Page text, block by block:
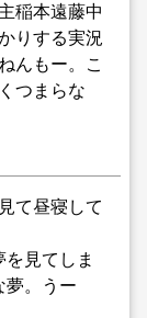
稲本遠藤中
りする実況
んもー。こ
つまらな
て昼寝して
見てしま
夢。うー